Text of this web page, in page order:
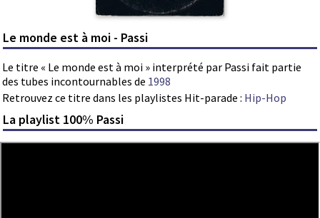
Le monde est à moi - Passi
Le titre « Le monde est à moi » interprété par Passi fait partie
des tubes incontournables de 1998
Retrouvez ce titre dans les playlistes Hit-parade : Hip-Hop
La playlist 100% Passi